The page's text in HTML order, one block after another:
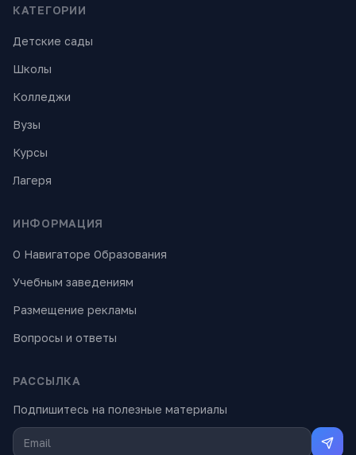
КАТЕГОРИИ
Детские сады
Школы
Колледжи
Вузы
Курсы
Лагеря
ИНФОРМАЦИЯ
О Навигаторе Образования
Учебным заведениям
Размещение рекламы
Вопросы и ответы
РАССЫЛКА
Подпишитесь на полезные материалы